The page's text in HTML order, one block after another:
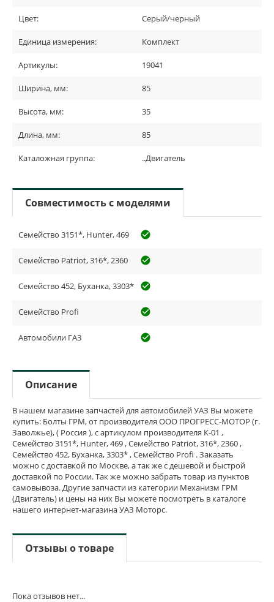
Цвет: Серый/черный
Единица измерения: Комплект
Артикулы: 19041
Ширина, мм: 85
Высота, мм: 35
Длина, мм: 85
Каталожная группа: ..Двигатель
Совместимость с моделями
Семейство 3151*, Hunter, 469 check_circle_outline
Семейство Patriot, 316*, 2360 check_circle_outline
Семейство 452, Буханка, 3303* check_circle_outline
Семейство Profi check_circle_outline
Автомобили ГАЗ check_circle_outline
Описание
В нашем магазине запчастей для автомобилей УАЗ Вы можете
купить: Болты ГРМ, от производителя ООО ПРОГРЕСС-МОТОР (г.
Заволжье), ( Россия ), с артикулом производителя К-01 ,
Семейство 3151*, Hunter, 469 , Семейство Patriot, 316*, 2360 ,
Семейство 452, Буханка, 3303* , Семейство Profi . Заказать
можно с доставкой по Москве, а так же с дешевой и быстрой
доставкой по России. Так же можно забрать товар из пунктов
самовывоза. Другие запчасти из категории Механизм ГРМ
(Двигатель) и цены на них Вы можете посмотреть в каталоге
нашего интернет-магазина УАЗ Моторс.
Отзывы о товаре
Пока отзывов нет...